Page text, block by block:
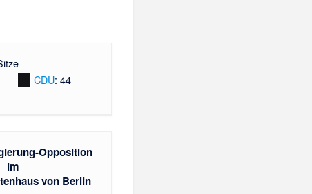
CDU: 44
Opposition
im
von Berlin